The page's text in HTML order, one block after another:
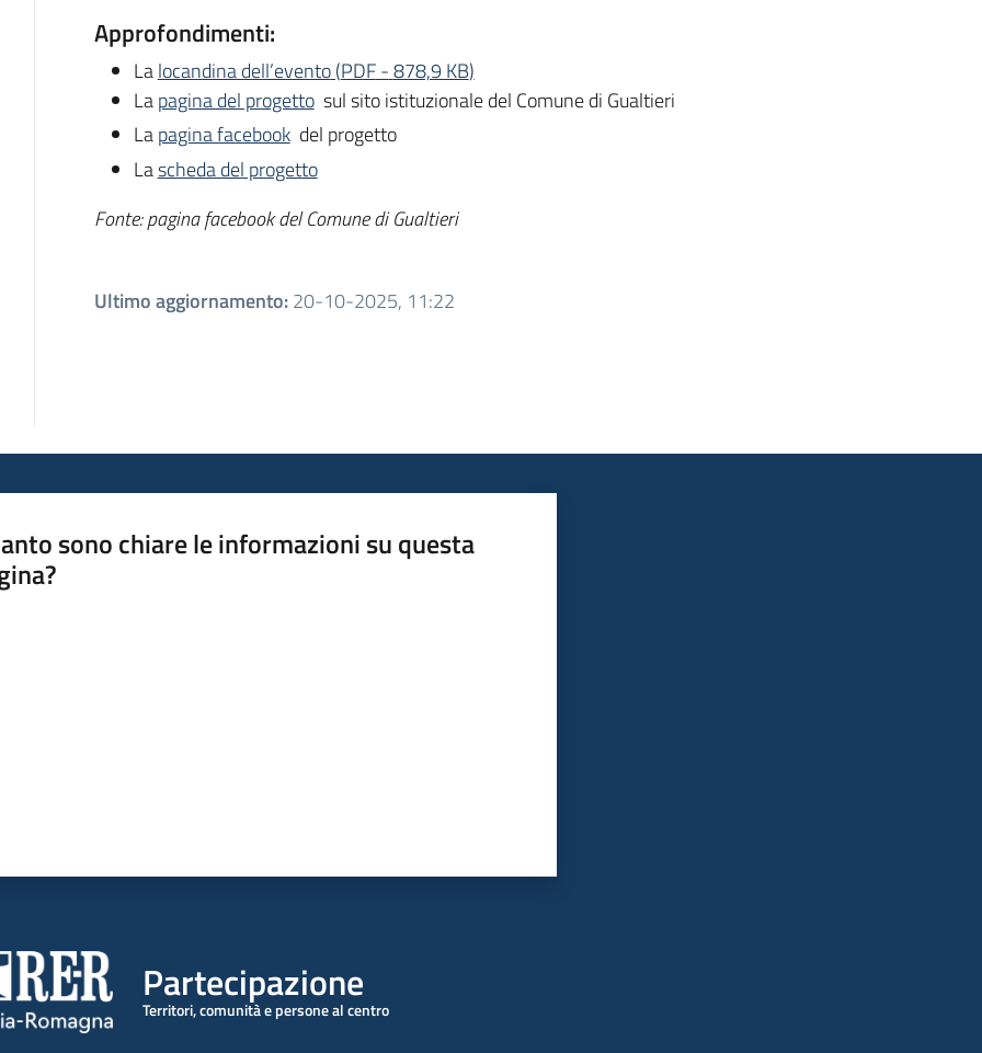
Approfondimenti:
Lalocandina dell’evento(PDF-878,9 KB)
Lapagina del progetto sul sito istituzionale del Comune di Gualtieri
Lapagina facebook del progetto
Lascheda del progetto
Fonte: pagina facebook del Comune di Gualtieri
Ultimo aggiornamento:20-10-2025, 11:22
sono chiare le informazioni su questa
Partecipazione
Territori, comunità e persone al centro